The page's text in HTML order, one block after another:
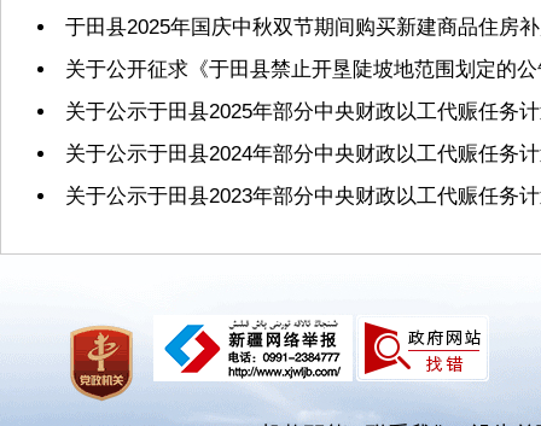
于田县2025年国庆中秋双节期间购买新建商品住房
关于公开征求《于田县禁止开垦陡坡地范围划定的
关于公示于田县2025年部分中央财政以工代赈任务
关于公示于田县2024年部分中央财政以工代赈任务
关于公示于田县2023年部分中央财政以工代赈任务